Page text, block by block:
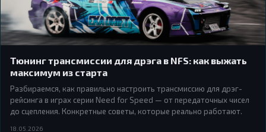
Тюнинг трансмиссии для дрэга в NFS: как выжать
максимум из старта
Разбираемся, как правильно настроить трансмиссию для дрэг-
рейсинга в играх серии Need for Speed — от передаточных чисел
до сцепления. Конкретные советы, которые реально работают.
18.05.2026